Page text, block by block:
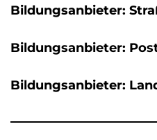
Bildungsanbieter:
Bildungsanbieter:
Bildungsanbieter: